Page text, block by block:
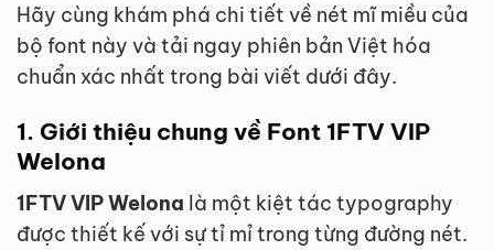
Hãy cùng khám phá chi tiết về nét mĩ miều của
bộ font này và tải ngay phiên bản Việt hóa
chuẩn xác nhất trong bài viết dưới đây.
1. Giới thiệu chung về Font 1FTV VIP
Welona
1FTV VIP Welona là một kiệt tác typography
được thiết kế với sự tỉ mỉ trong từng đường nét.